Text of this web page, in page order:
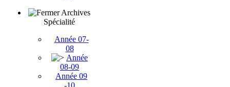
Archives
Spécialité
Année 07-
08
Année
08-09
Année 09
-10